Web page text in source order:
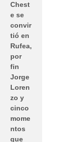
Chest
e se
convir
tió en
Rufea,
por
fin
Jorge
Loren
zo y
cinco
mome
ntos
que